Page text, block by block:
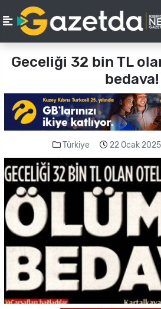
Geceliği 32 bin TL
bedava!
Türkiye 22 Ocak